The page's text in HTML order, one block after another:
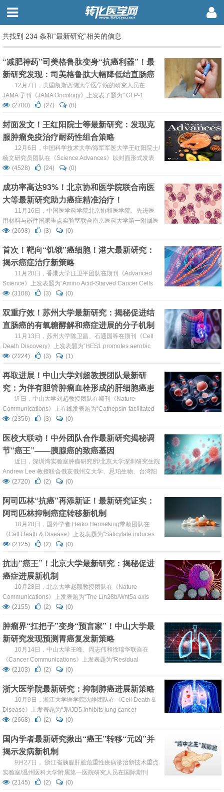
共找到 234 条和“最新研究”相关的信息
“减肥神药”司美格鲁肽变身“抗癌利器”！最
新研究发现：司美格鲁肽大幅降低结直肠癌
风险12月7日，美国凯斯西储大学医学院的研究人员在
JAMA 子刊《JAMA Oncology》上发表了题为" GLP-1
Receptor Agonists and Colorectal Cancer Risk in Drug-
Overweight/Obesity "的研究论文。研究发现，...
(2700) (27) (0)
封面发文！王红阳院士等最新研究：发现克
服肿瘤免疫治疗耐药性组合策略
12月6日，中国科学技术大学/海军军医大学王红阳院士/
杨文研究员团队在《Science Advances》以封面形式发表
题为“Inhibition of ACLY overcomes cancer immunotherapy
and cGAS-STING activation”的研...
(4528) (24) (0)
成功率高达93%！北京协和医学院联合南医
大等最新研究助力癌症精准治疗！
11月16日，中国医学科学院北京协和医学院、先进医
用材料与器件国家重点实验室联合南京医科大学第一附属医
院学者共同在《Advanced Science》上发表题
Patient-Derived 3D Bioprinting Models of Colorectal
Cancer and Its ...
(2698) (3) (0)
首次！靶向“饥饿”癌细胞！港大最新研究：
揭示癌症治疗新策略
11月20日，香港大学汪卫平团队在期刊《Advanced
Science》上发表题为“Amino Acid-Starved Cancer Cells
Utilize Macropinocytosis and Ubiquitin-Proteasome
氨基酸饥饿下，通过巨胞饮作用的细胞外蛋白质内化和通过
泛素...
(3108) (3) (0)
双重疗效！苏州大学最新研究：揭秘促进结
直肠癌的有氧糖酵解和癌症进展的分子机制
11月13日，苏州大学陈卫昌、石通国等在期刊《Cell
Death Discovery》上发表题为“HES1 promotes aerobic
glycolysis and cancer progression of colorectal cancer via
文，研究证实，HES1在结直肠癌（CRC）患...
(2224) (3) (1)
再取进展！中山大学刘超教授团队最新研
究：为伴有胆管肿瘤血栓形成的肝细胞癌患
者确定了潜在治疗靶点
近日，中山大学刘超教授团队在期刊《Nature
Communications》上在线发表题为“Cathepsin-facilitated
invasion of BMI1-high hepatocellular carcinoma cells
结果解决了肝细胞癌生物学领域关于BDTT的细胞起源和...
(2356) (3) (0)
医校大联动！中外团队合作最新研究揭秘调
节“癌王”——胰腺癌的致癌基因
近日，深圳湾实验室肿瘤研究所/北京大学深圳研究生院
Andrew Lee 教授联合俄亥俄州立大学、思珀生物、台湾阳
明交通大学、台湾成功大学医院和德克萨斯大学安德森癌症
了题为“Dual targeted extracellular vesicles regulate
oncogenic genes in advanced...
(2720) (2) (0)
阿司匹林“抗癌”再添新证！最新研究证实：
阿司匹林抑制癌症转移新机制
10月28日，国外学者 Heiko Hermeking带领团队在
《Cell Death & Disease》上发表题为“Salicylate induces
AMPK and inhibits c-MYC to activate a NRF2/ARE/miR-
cancer metas...
(2125) (2) (0)
抗击“癌王”！北京大学最新研究：揭秘促进
癌症进展新机制
10月28日，北京大学赵颖教授团队在《Nature
Communications》上发表题为“The Lin28b/Wnt5a axis
drives pancreas cancer through crosstalk between cancer
研究表明，Lin28b-Wnt5a轴在胰腺肿...
(2155) (2) (0)
肿瘤界“扛把子”变身“预言家”！中山大学最
新研究发现预测胃癌复发新策略
10月14日，中山大学王峰、周志伟和徐瑞华联合在
《Cancer Communications》上发表题为“Residual
circulating tumor DNA after adjuvant chemotherapy
cancer”的研究论文，研究发现ACT后残留的ctDNA...
(2103) (2) (0)
浙大医学院最新研究：抑制肺癌进展新策略
10月9日，浙江大学医学院沈静团队在《Cell Death &
Disease》上发表题为“JMJD5 inhibits lung cancer
progression by facilitating EGFR proteasomal
HUWE1介导的EGFR降解来负调节EGFR表达和信号激活。
因此，增强JMJD5的...
(2668) (2) (0)
国内学者最新研究揪出“癌王”转移“元凶”并
揭示发病新机制
9月27日， 浙江省胰腺肝脏危重性疾病诊治新技术重点
实验室/温州医科大学附属第一医院研究人员在国际期刊
《Cell Death Discovery》上发表了题为“S100A2 induces
(2145) (2) (0)